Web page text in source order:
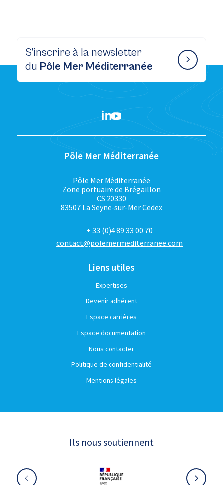
S’inscrire à la newsletter
du Pôle Mer Méditerranée
Pôle Mer Méditerranée
Pôle Mer Méditerranée
Zone portuaire de Brégaillon
CS 20330
83507 La Seyne-sur-Mer Cedex
+ 33 (0)4 89 33 00 70
contact@polemermediterranee.com
Liens utiles
Expertises
Devenir adhérent
Espace carrières
Espace documentation
Nous contacter
Politique de confidentialité
Mentions légales
Ils nous soutiennent